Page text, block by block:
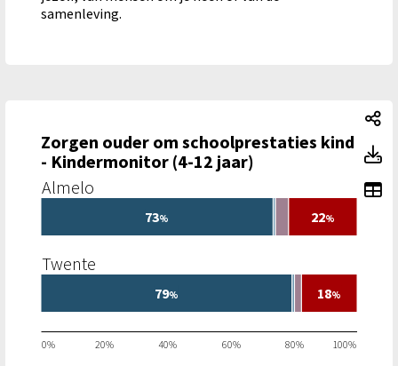
samenleving.
Zorgen ouder om schoolprestaties kind
- Kindermonitor (4-12 jaar)
0% 20% 40% 60% 80% 100%
Twente
Almelo
79%
73%
18%
22%